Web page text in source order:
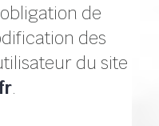
de
des
du site
.